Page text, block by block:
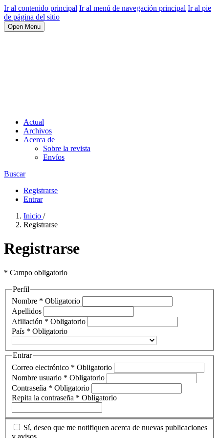
Ir al contenido principal Ir al menú de navegación principal Ir al pie
de página del sitio
Open Menu
Actual
Archivos
Acerca de
Sobre la revista
Envíos
Buscar
Registrarse
Entrar
Inicio /
Registrarse
Registrarse
* Campo obligatorio
Perfil
Nombre * Obligatorio
Apellidos
Afiliación * Obligatorio
País * Obligatorio
Entrar
Correo electrónico * Obligatorio
Nombre usuario * Obligatorio
Contraseña * Obligatorio
Repita la contraseña * Obligatorio
y avisos.